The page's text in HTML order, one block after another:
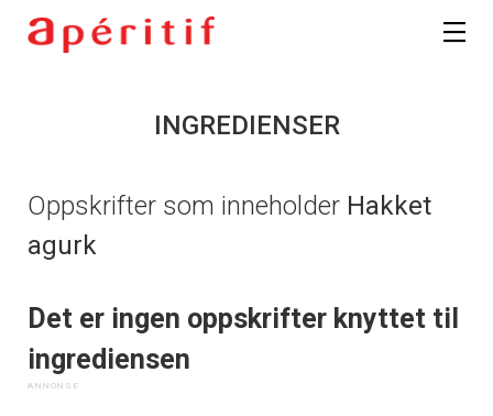
INGREDIENSER
Oppskrifter som inneholder Hakket
agurk
Det er ingen oppskrifter knyttet til
ingrediensen